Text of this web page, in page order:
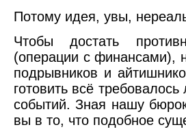
Потому идея, увы,
Чтобы достать
(операции с финансами),
подрывников и
готовить всё
событий. Зная нашу
вы в то, что подобное